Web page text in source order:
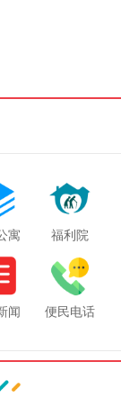
寓 福利院
闻 便民电话